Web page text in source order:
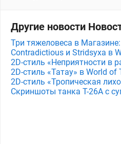
Другие новости
Три тяжеловеса в
Contradictious и Stridsyxa в
2D-стиль «Неприятности в
2D-стиль «Татау» в World of
2D-стиль «Тропическая
Скриншоты танка T-26A с